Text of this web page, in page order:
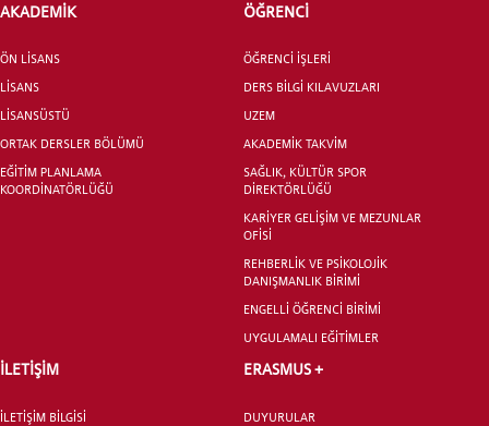
ÖNLİSANS ve
AKADEMİK
ÖN LİSANS
LİSANS
LİSANSÜSTÜ
ORTAK DERSLER BÖLÜMÜ
EĞİTİM PLANLAMA
KOORDİNATÖRLÜĞÜ
ÖĞRENCİ
ÖĞRENCİ İŞLERİ
DERS BİLGİ KILAVUZLARI
UZEM
AKADEMİK TAKVİM
SAĞLIK, KÜLTÜR SPOR
DİREKTÖRLÜĞÜ
KARİYER GELİŞİM VE MEZUNLAR
OFİSİ
REHBERLİK VE PSİKOLOJİK
DANIŞMANLIK BİRİMİ
ENGELLİ ÖĞRENCİ BİRİMİ
UYGULAMALI EĞİTİMLER
İLETİŞİM
İLETİŞİM BİLGİSİ
ERASMUS +
DUYURULAR